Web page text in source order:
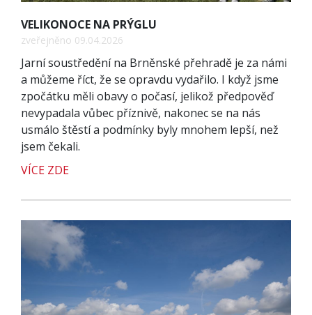
VELIKONOCE NA PRÝGLU
zveřejněno 09.04.2026
Jarní soustředění na Brněnské přehradě je za námi
a můžeme říct, že se opravdu vydařilo. I když jsme
zpočátku měli obavy o počasí, jelikož předpověď
nevypadala vůbec příznivě, nakonec se na nás
usmálo štěstí a podmínky byly mnohem lepší, než
jsem čekali.
VÍCE ZDE